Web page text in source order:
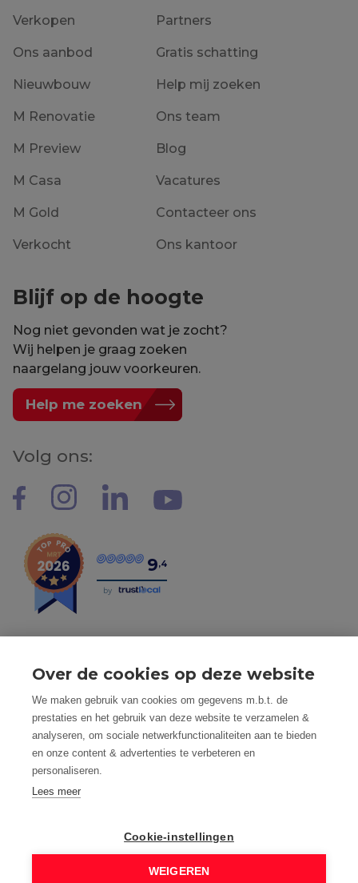
Verkopen
Ons aanbod
Nieuwbouw
M Renovatie
M Preview
M Casa
M Gold
Verkocht
Partners
Gratis schatting
Help mij zoeken
Ons team
Blog
Vacatures
Contacteer ons
Ons kantoor
Blijf op de hoogte
Nog niet gevonden wat je zocht?
Wij helpen je graag zoeken
naargelang jouw voorkeuren.
Help me zoeken
Volg ons:
9,4
by
Mindset Real Estate bv - BTW: BE0634994563 -
Nacecode 68.100 - Maatschap. Zetel: Heuleplaats 16, 8501
Heule (Kortrijk)
Toezichthoudende autoriteit: Beroepsinstituut van
Vastgoedmakelaars, Luxemburgstraat 16 B te 1000
BIV Polisnummer 730.390.160 AXA Belgium
M Vastgoed is onderworpen aan de deontologische code
van het BIV: www.biv.be/plichtenleer
Over de cookies op deze website
We maken gebruik van cookies om gegevens m.b.t. de
prestaties en het gebruik van deze website te verzamelen &
analyseren, om sociale netwerkfunctionaliteiten aan te bieden
en onze content & advertenties te verbeteren en
personaliseren.
Lees meer
Cookie-instellingen
WEIGEREN